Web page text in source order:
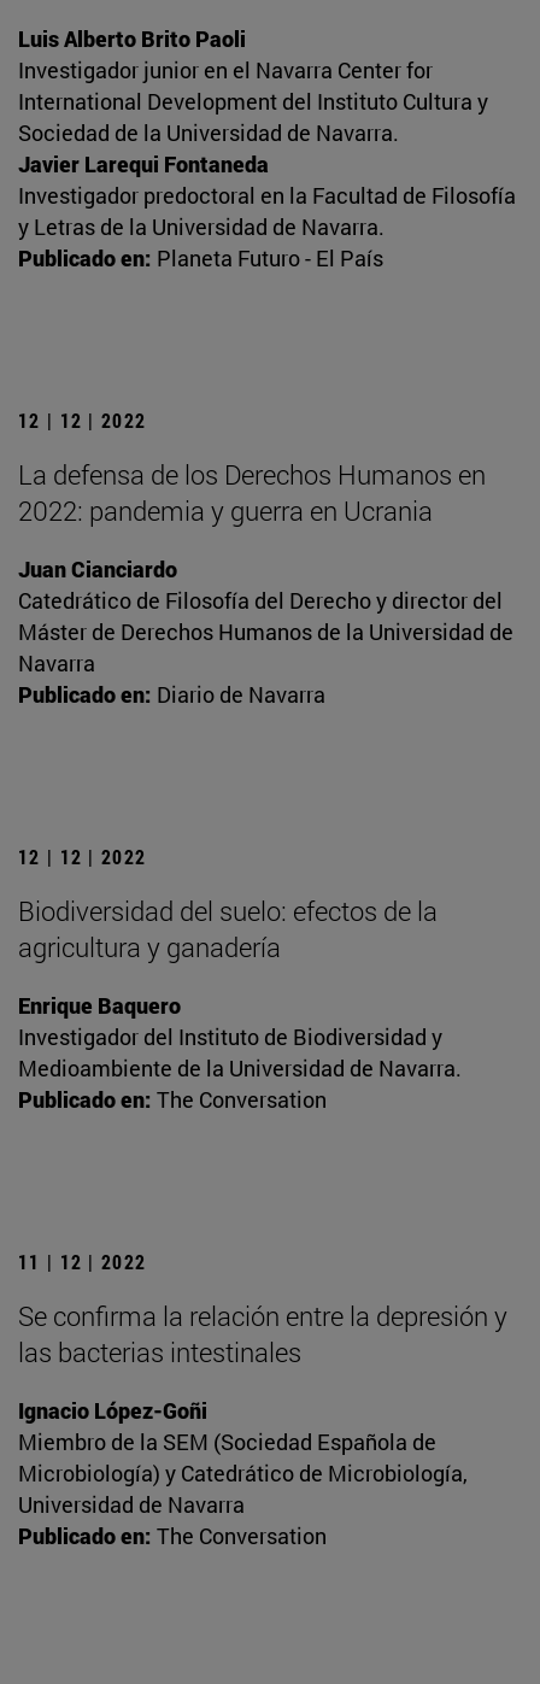
Luis Alberto Brito Paoli
Investigador junior en el Navarra Center for
International Development del Instituto Cultura y
Sociedad de la Universidad de Navarra.
Javier Larequi Fontaneda
Investigador predoctoral en la Facultad de Filosofía
y Letras de la Universidad de Navarra.
Publicado en: Planeta Futuro - El País
12 | 12 | 2022
La defensa de los Derechos Humanos en
2022: pandemia y guerra en Ucrania
Juan Cianciardo
Catedrático de Filosofía del Derecho y director del
Máster de Derechos Humanos de la Universidad de
Navarra
Publicado en: Diario de Navarra
12 | 12 | 2022
Biodiversidad del suelo: efectos de la
agricultura y ganadería
Enrique Baquero
Investigador del Instituto de Biodiversidad y
Medioambiente de la Universidad de Navarra.
Publicado en: The Conversation
11 | 12 | 2022
Se confirma la relación entre la depresión y
las bacterias intestinales
Ignacio López-Goñi
Miembro de la SEM (Sociedad Española de
Microbiología) y Catedrático de Microbiología,
Universidad de Navarra
Publicado en: The Conversation